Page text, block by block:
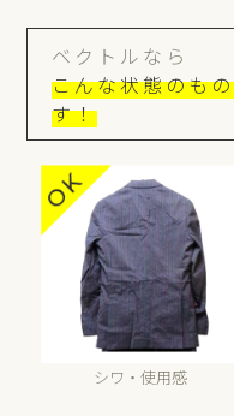
ベクトルなら
こんな状態のも
す！
シワ・使用感